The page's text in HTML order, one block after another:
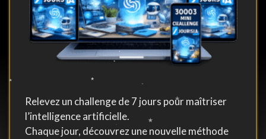
Relevez un challenge de 7 jours pour maîtriser
l’intelligence artificielle.
Chaque jour, découvrez une nouvelle méthode